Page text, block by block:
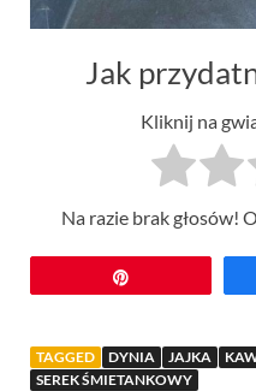
Jak
Kliknij na
Na razie brak głosów!
TAGGED DYNIA JAJKA
SEREK ŚMIETANKOWY